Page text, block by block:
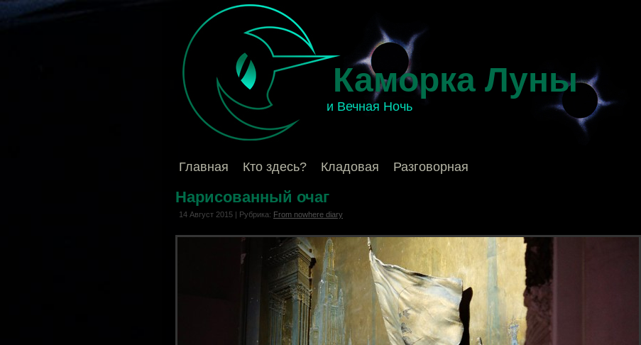
Каморка Луны
и Вечная Ночь
Главная Кто здесь? Кладовая Разговорная
Нарисованный очаг
14 Август 2015 | Рубрика: From nowhere diary